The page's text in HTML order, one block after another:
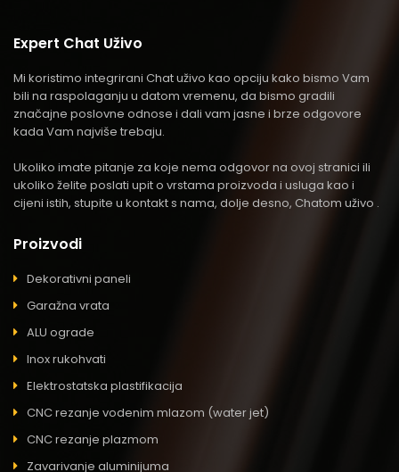
Expert Chat Uživo
Mi koristimo integrirani Chat uživo kao opciju kako bismo Vam
bili na raspolaganju u datom vremenu, da bismo gradili
značajne poslovne odnose i dali vam jasne i brze odgovore
kada Vam najviše trebaju.
Ukoliko imate pitanje za koje nema odgovor na ovoj stranici ili
ukoliko želite poslati upit o vrstama proizvoda i usluga kao i
cijeni istih, stupite u kontakt s nama, dolje desno, Chatom uživo .
Proizvodi
Dekorativni paneli
Garažna vrata
ALU ograde
Inox rukohvati
Elektrostatska plastifikacija
CNC rezanje vodenim mlazom (water jet)
CNC rezanje plazmom
Zavarivanje aluminijuma